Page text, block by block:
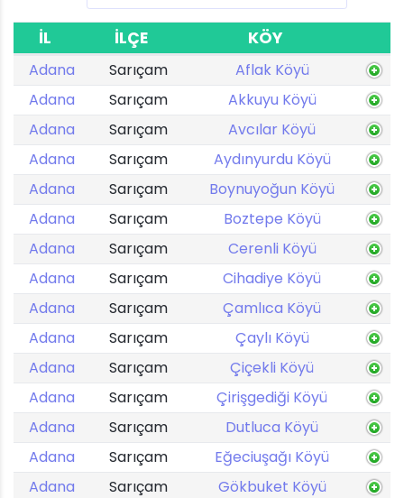
İL İLÇE KÖY
Adana Sarıçam
Aflak Köyü
Adana
Sarıçam
Akkuyu Köyü
Adana
Sarıçam
Avcılar Köyü
Adana
Sarıçam
Aydınyurdu Köyü
Adana
Sarıçam
Boynuyoğun Köyü
Adana
Sarıçam
Boztepe Köyü
Adana
Sarıçam
Cerenli Köyü
Adana
Sarıçam
Cihadiye Köyü
Adana
Sarıçam
Çamlıca Köyü
Adana
Sarıçam
Çaylı Köyü
Adana
Sarıçam
Çiçekli Köyü
Adana
Sarıçam
Çirişgediği Köyü
Adana
Sarıçam
Dutluca Köyü
Adana
Sarıçam
Eğeciuşağı Köyü
Adana
Sarıçam
Gökbuket Köyü